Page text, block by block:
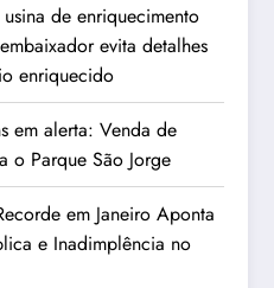
de enriquecimento
evita detalhes
enriquecido
em alerta: Venda de
o Parque São Jorge
em Janeiro Aponta
e Inadimplência no